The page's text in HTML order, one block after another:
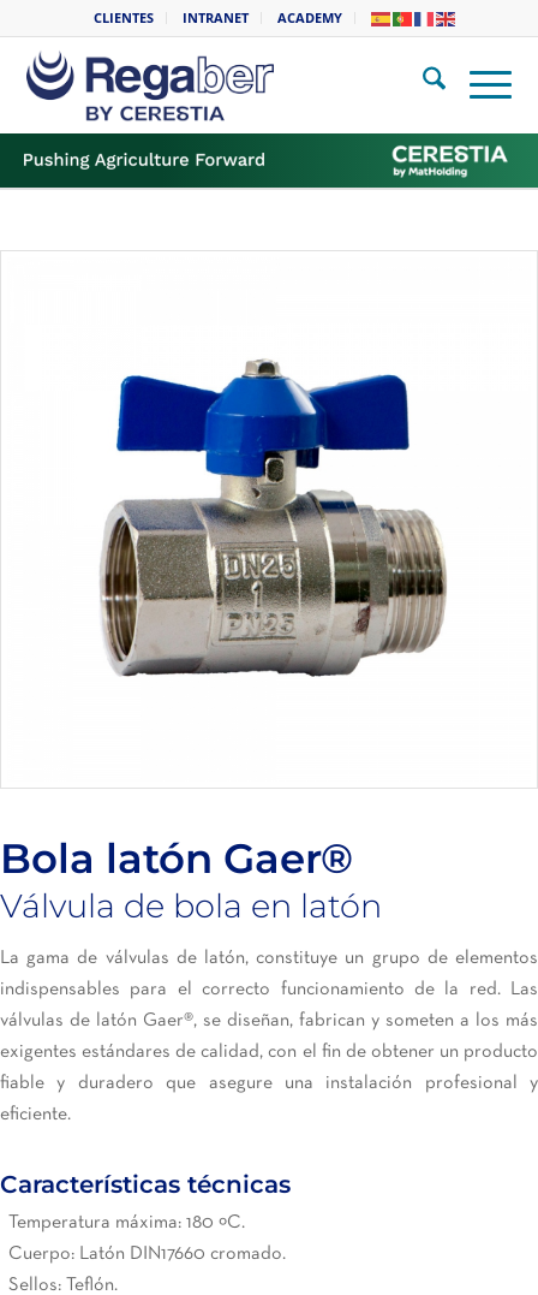
CLIENTES INTRANET ACADEMY
Bola latón Gaer®
Válvula de bola en latón
La gama de válvulas de latón, constituye un grupo de elementos
indispensables para el correcto funcionamiento de la red. Las
válvulas de latón Gaer®, se diseñan, fabrican y someten a los más
exigentes estándares de calidad, con el fin de obtener un producto
fiable y duradero que asegure una instalación profesional y
eficiente.
Características técnicas
Temperatura máxima: 180 ºC.
Cuerpo: Latón DIN17660 cromado.
Sellos: Teflón.